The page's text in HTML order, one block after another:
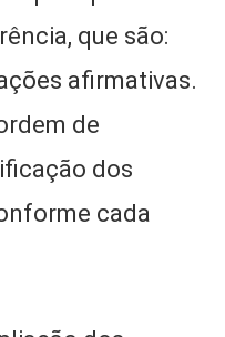
que são:
afirmativas.
de
dos
cada